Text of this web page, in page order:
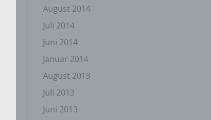
August 2014
Juli 2014
Juni 2014
Januar 2014
August 2013
Juli 2013
Juni 2013